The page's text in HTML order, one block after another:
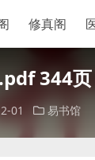
修真阁
344页
01 易书馆